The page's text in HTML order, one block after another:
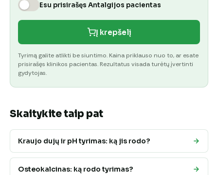
Esu prisirašęs Antalgijos pacientas
Į krepšelį
Tyrimą galite atlikti be siuntimo. Kaina priklauso nuo to, ar esate
prisirašęs klinikos pacientas. Rezultatus visada turėtų įvertinti
gydytojas.
Skaitykite taip pat
Kraujo dujų ir pH tyrimas: ką jis rodo?
Osteokalcinas: ką rodo tyrimas?